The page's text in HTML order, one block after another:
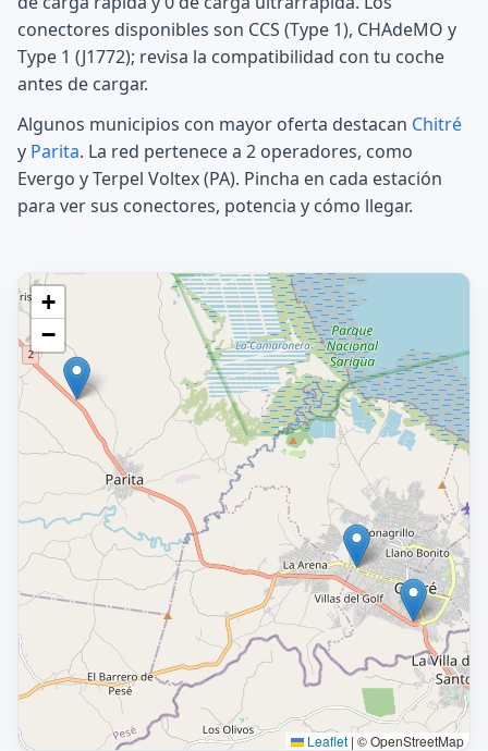
conectores disponibles son CCS (Type 1), CHAdeMO y
Type 1 (J1772); revisa la compatibilidad con tu coche
antes de cargar.
Algunos municipios con mayor oferta destacan Chitré
y Parita. La red pertenece a 2 operadores, como
Evergo y Terpel Voltex (PA). Pincha en cada estación
para ver sus conectores, potencia y cómo llegar.
+
−
Leaflet | © OpenStreetMap